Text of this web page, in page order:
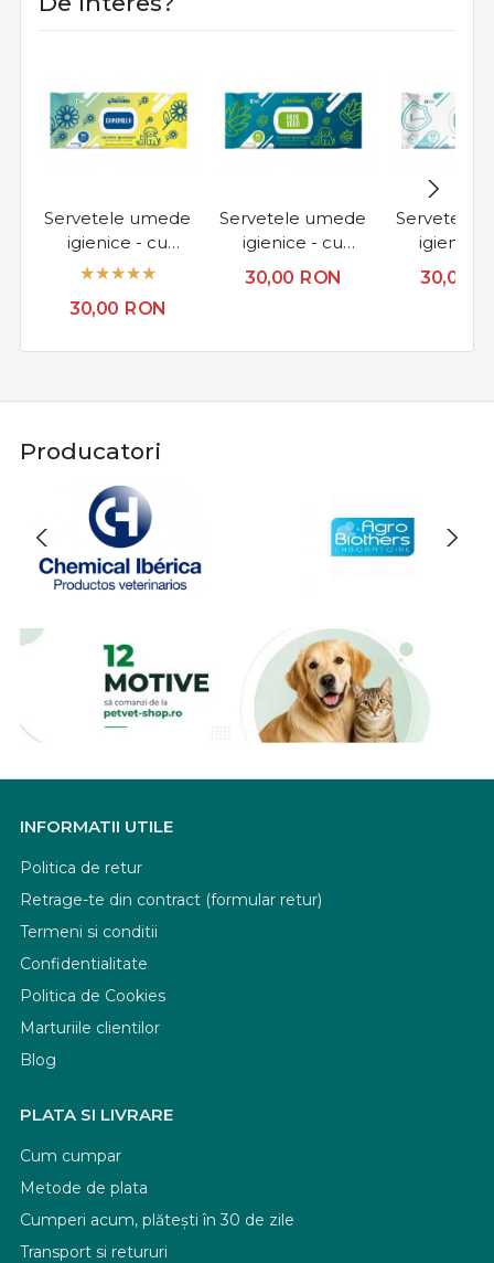
Servetele umede
igienice - cu
aroma de musetel
30,00 RON
Servetele umede
igienice - cu
aroma de aloe
vera - 80buc.
30,00 RON
Servetele
igienice
30,00
Producatori
INFORMATII UTILE
Politica de retur
Retrage-te din contract (formular retur)
Termeni si conditii
Confidentialitate
Politica de Cookies
Marturiile clientilor
Blog
PLATA SI LIVRARE
Cum cumpar
Metode de plata
Cumperi acum, plătești în 30 de zile
Transport si retururi